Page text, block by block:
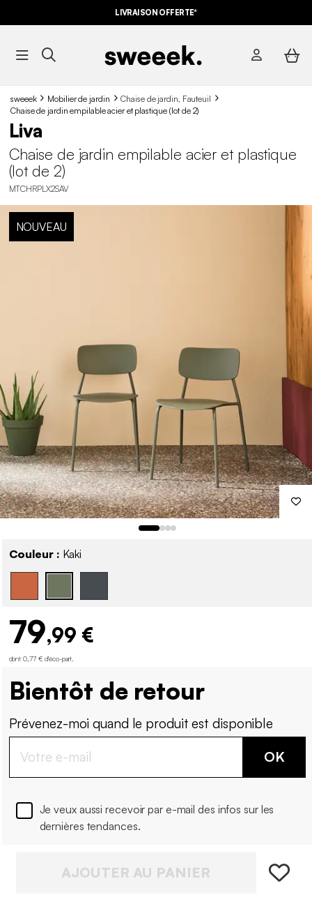
LIVRAISON OFFERTE*
sweeek Mobilier de jardin
Chaise de jardin, Fauteuil
Chaise de jardin empilable acier et plastique (lot de 2)
Liva
Chaise de jardin empilable acier et plastique
(lot de 2)
MTCHRPLX2SAV
NOUVEAU
Couleur : Kaki
79,99 €
dont 0,77 € d'éco-part
Bientôt de retour
Prévenez-moi quand le produit est disponible
OK
Je veux aussi recevoir par e-mail des infos sur les
dernières tendances.
AJOUTER AU PANIER